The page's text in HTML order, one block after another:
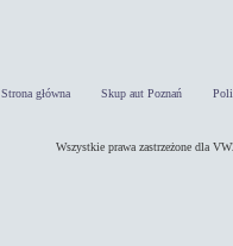
Strona główna Skup aut Poznań
Wszystkie prawa zastrzeżone dla